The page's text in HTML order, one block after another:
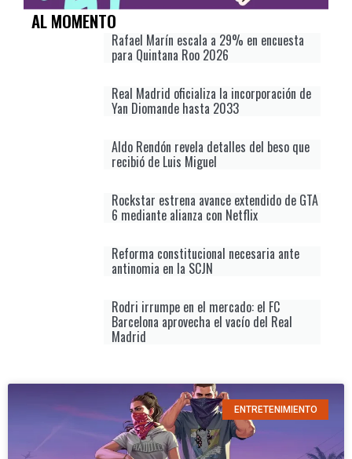
AL MOMENTO
Rafael Marín escala a 29% en encuesta
para Quintana Roo 2026
Real Madrid oficializa la incorporación de
Yan Diomande hasta 2033
Aldo Rendón revela detalles del beso que
recibió de Luis Miguel
Rockstar estrena avance extendido de GTA
6 mediante alianza con Netflix
Reforma constitucional necesaria ante
antinomia en la SCJN
Rodri irrumpe en el mercado: el FC
Barcelona aprovecha el vacío del Real
Madrid
ENTRETENIMIENTO